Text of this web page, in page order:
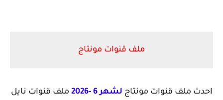
ملف قنوات مونتاج
احدث ملف قنوات مونتاج لشهر 6 -2026
ملف قنوات نايل